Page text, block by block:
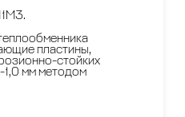
пластины,
стойких
мм методом